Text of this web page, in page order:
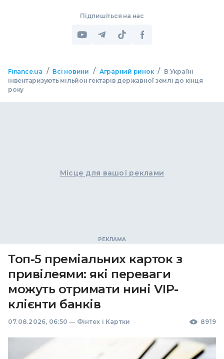
Підпишіться на нас
Finance.ua / Всі новини / Аграрний ринок / В Україні
інвентаризують мільйон гектарів державної землі до кінця
року
Місце для вашої реклами
Топ-5 преміальних карток з
привілеями: які переваги
можуть отримати нині VIP-
клієнти банків
07.08.2026, 06:50 — Фінтех і Картки 8919